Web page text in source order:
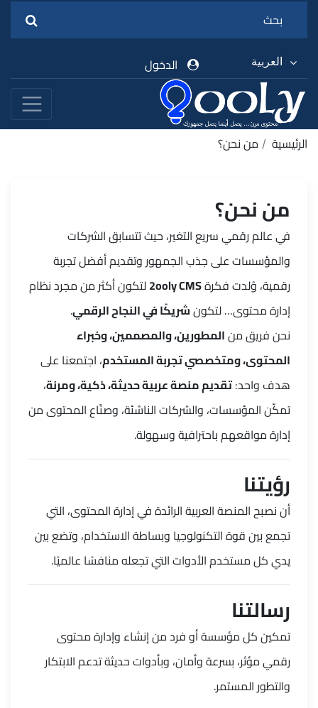
العربية الدخول
الرئيسية من نحن؟
من نحن؟
في عالم رقمي سريع التغير، حيث تتسابق الشركات
والمؤسسات على جذب الجمهور وتقديم أفضل تجربة
رقمية، وُلدت فكرة2ooly CMSلتكون أكثر من مجرد نظام
إدارة محتوى… لتكونشريكًا في النجاح الرقمي.
نحن فريق منالمطورين، والمصممين، وخبراء
المحتوى، ومتخصصي تجربة المستخدم، اجتمعنا على
هدف واحد:تقديم منصة عربية حديثة، ذكية، ومرنة،
تمكّن المؤسسات، والشركات الناشئة، وصنّاع المحتوى من
إدارة مواقعهم باحترافية وسهولة.
رؤيتنا
أن نصبح المنصة العربية الرائدة في إدارة المحتوى، التي
تجمع بين قوة التكنولوجيا وبساطة الاستخدام، وتضع بين
يدي كل مستخدم الأدوات التي تجعله منافسًا عالميًا.
رسالتنا
تمكين كل مؤسسة أو فرد من إنشاء وإدارة محتوى
رقمي مؤثر، بسرعة وأمان، وبأدوات حديثة تدعم الابتكار
والتطور المستمر.